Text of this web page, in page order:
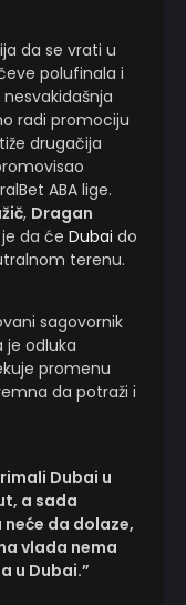
da se vrati u
polufinala i
radi promociju
drugačija
ABA lige.
, Dragan
da će Dubai do
terenu.
sagovornik
je odluka
promenu
da potraži i
Dubai u
a sada
da dolaze,
vlada nema
u Dubai.”